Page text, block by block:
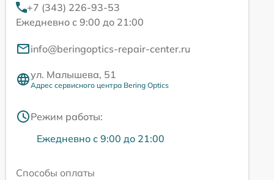
+7 (343) 226-93-53
Ежедневно с 9:00 до 21:00
info@beringoptics-repair-center.ru
ул. Малышева, 51
Адрес сервисного центра Bering Optics
Режим работы:
Ежедневно с 9:00 до 21:00
Способы оплаты